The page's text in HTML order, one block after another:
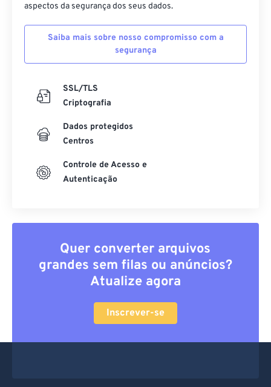
aspectos da segurança dos seus dados.
Saiba mais sobre nosso compromisso com a
segurança
SSL/TLS
Criptografia
Dados protegidos
Centros
Controle de Acesso e
Autenticação
Quer converter arquivos
grandes sem filas ou anúncios?
Atualize agora
Inscrever-se